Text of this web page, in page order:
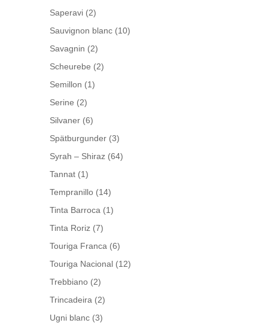
Saperavi (2)
Sauvignon blanc (10)
Savagnin (2)
Scheurebe (2)
Semillon (1)
Serine (2)
Silvaner (6)
Spätburgunder (3)
Syrah – Shiraz (64)
Tannat (1)
Tempranillo (14)
Tinta Barroca (1)
Tinta Roriz (7)
Touriga Franca (6)
Touriga Nacional (12)
Trebbiano (2)
Trincadeira (2)
Ugni blanc (3)